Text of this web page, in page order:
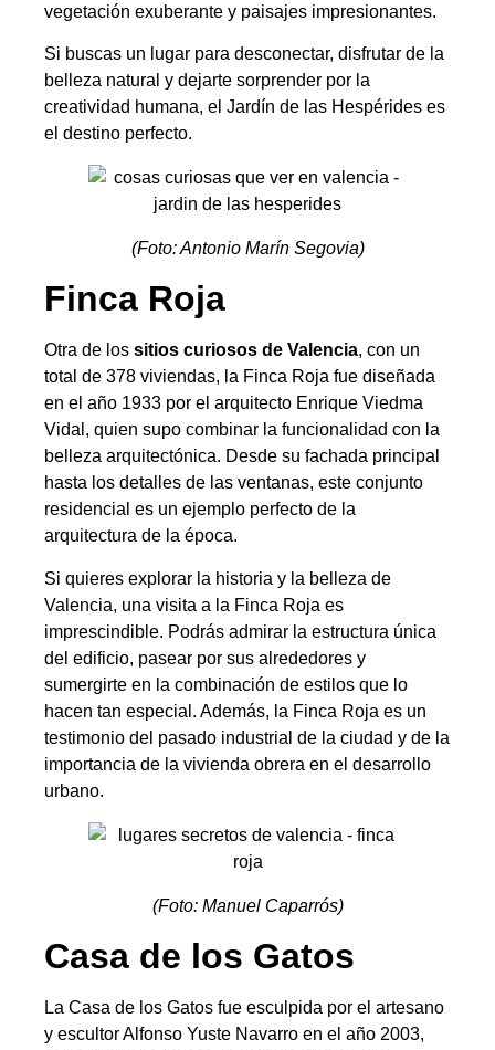
vegetación exuberante y paisajes impresionantes.
Si buscas un lugar para desconectar, disfrutar de la
belleza natural y dejarte sorprender por la
creatividad humana, el Jardín de las Hespérides es
el destino perfecto.
(Foto: Antonio Marín Segovia)
Finca Roja
Otra de los sitios curiosos de Valencia, con un
total de 378 viviendas, la Finca Roja fue diseñada
en el año 1933 por el arquitecto Enrique Viedma
Vidal, quien supo combinar la funcionalidad con la
belleza arquitectónica. Desde su fachada principal
hasta los detalles de las ventanas, este conjunto
residencial es un ejemplo perfecto de la
arquitectura de la época.
Si quieres explorar la historia y la belleza de
Valencia, una visita a la Finca Roja es
imprescindible. Podrás admirar la estructura única
del edificio, pasear por sus alrededores y
sumergirte en la combinación de estilos que lo
hacen tan especial. Además, la Finca Roja es un
testimonio del pasado industrial de la ciudad y de la
importancia de la vivienda obrera en el desarrollo
urbano.
(Foto: Manuel Caparrós)
Casa de los Gatos
La Casa de los Gatos fue esculpida por el artesano
y escultor Alfonso Yuste Navarro en el año 2003,